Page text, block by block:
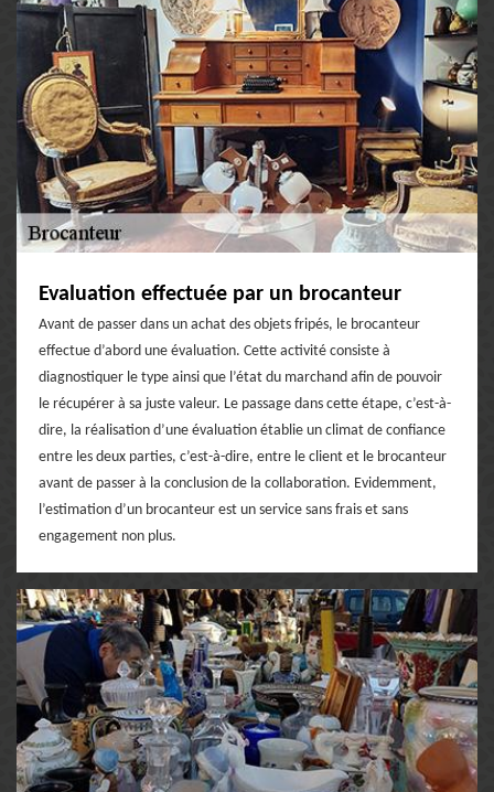
Evaluation effectuée par un brocanteur
Avant de passer dans un achat des objets fripés, le brocanteur
effectue d’abord une évaluation. Cette activité consiste à
diagnostiquer le type ainsi que l’état du marchand afin de pouvoir
le récupérer à sa juste valeur. Le passage dans cette étape, c’est-à-
dire, la réalisation d’une évaluation établie un climat de confiance
entre les deux parties, c’est-à-dire, entre le client et le brocanteur
avant de passer à la conclusion de la collaboration. Evidemment,
l’estimation d’un brocanteur est un service sans frais et sans
engagement non plus.